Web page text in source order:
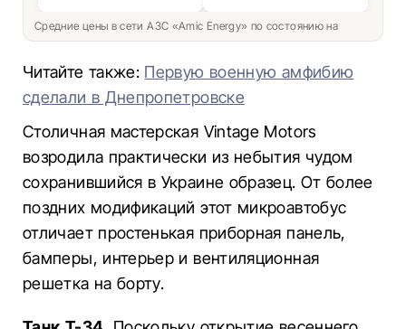
Средние цены в сети АЗС «Amic Energy» по состоянию на
Читайте также: Первую военную амфибию
сделали в Днепропетровске
Столичная мастерская Vintage Motors
возродила практически из небытия чудом
сохранившийся в Украине образец. От более
поздних модификаций этот микроавтобус
отличает простенькая приборная панель,
бамперы, интерьер и вентиляционная
решетка на борту.